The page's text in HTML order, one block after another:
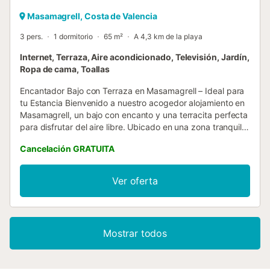
Masamagrell, Costa de Valencia
3 pers. 1 dormitorio 65 m² A 4,3 km de la playa
Internet, Terraza, Aire acondicionado, Televisión, Jardín,
Ropa de cama, Toallas
Encantador Bajo con Terraza en Masamagrell – Ideal para
tu Estancia Bienvenido a nuestro acogedor alojamiento en
Masamagrell, un bajo con encanto y una terracita perfecta
para disfrutar del aire libre. Ubicado en una zona tranquila
buscan comodidad y descanso con fácil acceso a Valencia
Capital. Además, cuenta con zona de aparcamiento
gratuito para mayor comodidad. El espacio está diseñado
con un estilo moderno y funcional. La habitación de
matrimonio está integrada en un concepto abierto junto al
personas. La cocina, equipada con una barra americana,
te permitirá preparar tus comidas con total comodidad. El
Cancelación GRATUITA
Ver oferta
Mostrar todos